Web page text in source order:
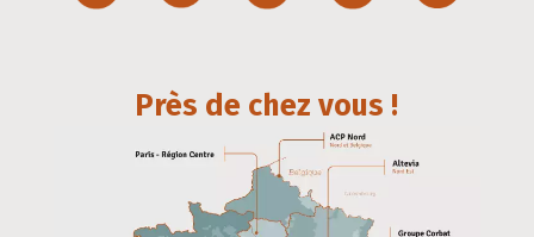
Près de chez vous !